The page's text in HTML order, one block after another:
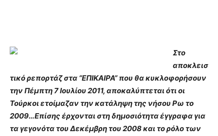
Στο
αποκλεισ
τικό ρεπορτάζ στα “ΕΠΙΚΑΙΡΑ” που θα κυκλοφορήσουν
την Πέμπτη 7 Ιουλίου 2011, αποκαλύπτεται ότι οι
Τούρκοι ετοίμαζαν την κατάληψη της νήσου Ρω το
2009…Επίσης έρχονται στη δημοσιότητα έγγραφα για
τα γεγονότα του Δεκέμβρη του 2008 και το ρόλο των